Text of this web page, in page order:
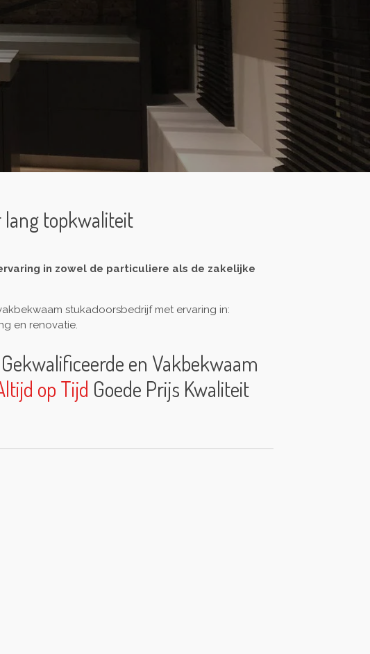
lang topkwaliteit
in zowel de particuliere als de zakelijke
stukadoorsbedrijf met ervaring in:
en renovatie.
Gekwalificeerde en Vakbekwaam
op Tijd Goede Prijs Kwaliteit